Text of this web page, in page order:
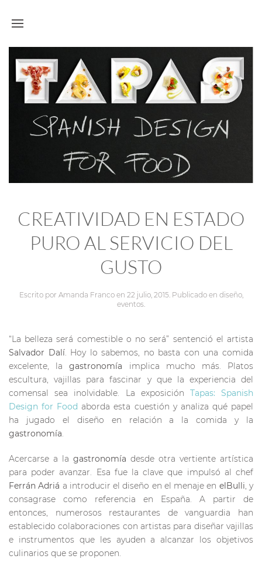
CREATIVIDAD EN ESTADO
PURO AL SERVICIO DEL
GUSTO
Escrito por Amanda Francoen 22 julio, 2015 . Publicado en diseño,
eventos
“La belleza será comestible o no será” sentenció el artista
Salvador Dalí. Hoy lo sabemos, no basta con una comida
excelente, lagastronomía implica mucho más. Platos
escultura, vajillas para fascinar y que la experiencia del
comensal sea inolvidable. La exposición Tapas: Spanish
Design for Food aborda esta cuestión y analiza qué papel
ha jugado el diseño en relación a la comida y la
gastronomía.
Acercarse a la gastronomía desde otra vertiente artística
para poder avanzar. Esa fue la clave que impulsó al chef
Ferrán Adriá a introducir el diseño en el menaje en elBulli, y
consagrase como referencia en España. A partir de
entonces, numerosos restaurantes de vanguardia han
establecido colaboraciones con artistas para diseñar vajillas
e instrumentos que les ayuden a alcanzar los objetivos
culinarios que se proponen.